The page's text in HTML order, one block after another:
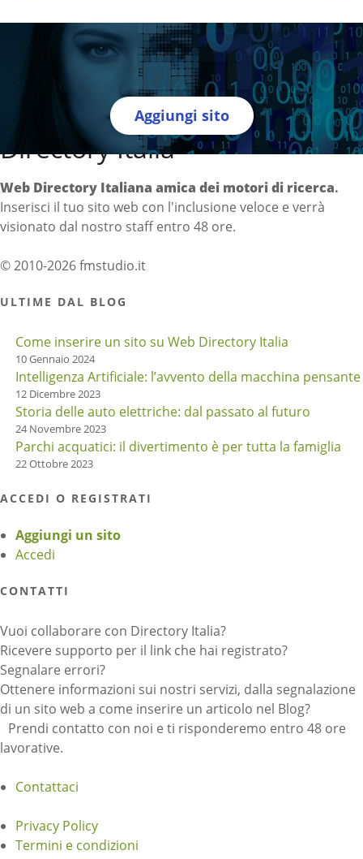
Aggiungi sito
Directory Italia
Web Directory Italiana amica dei motori di ricerca.
Inserisci il tuo sito web con l'inclusione veloce e verrà
visionato dal nostro staff entro 48 ore.
© 2010-2026 fmstudio.it
ULTIME DAL BLOG
Come inserire un sito su Web Directory Italia
10 Gennaio 2024
Intelligenza Artificiale: l’avvento della macchina pensante
12 Dicembre 2023
Storia delle auto elettriche: dal passato al futuro
24 Novembre 2023
Parchi acquatici: il divertimento è per tutta la famiglia
22 Ottobre 2023
ACCEDI O REGISTRATI
Aggiungi un sito
Accedi
CONTATTI
Vuoi collaborare con Directory Italia?
Ricevere supporto per il link che hai registrato?
Segnalare errori?
Ottenere informazioni sui nostri servizi, dalla segnalazione
di un sito web a come inserire un articolo nel Blog?
Prendi contatto con noi e ti risponderemo entro 48 ore
lavorative.
Contattaci
Privacy Policy
Termini e condizioni